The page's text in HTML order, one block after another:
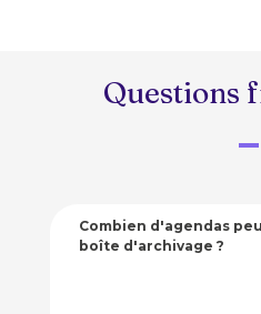
Questions
Combien d'agendas
boîte d'archivage ?